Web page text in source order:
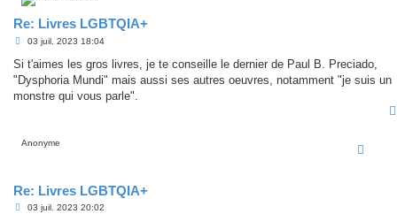
Re: Livres LGBTQIA+
M
s
a
g
03 juil. 2023 18:04
Si t'aimes les gros livres, je te conseille le dernier de Paul B. Preciado,
"Dysphoria Mundi" mais aussi ses autres oeuvres, notamment "je suis un
monstre qui vous parle".
Anonyme
Re: Livres LGBTQIA+
M03 juil. 2023 20:02